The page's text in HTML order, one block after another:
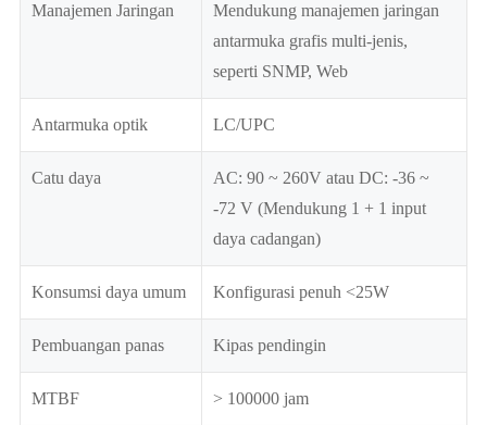
Manajemen Jaringan
Mendukung manajemen jaringan
antarmuka grafis multi-jenis,
seperti SNMP, Web
Antarmuka optik LC/UPC
Catu daya
AC: 90 ~ 260V atau DC: -36 ~
-72 V (Mendukung 1 + 1 input
daya cadangan)
Konsumsi daya umum Konfigurasi penuh <25W
Pembuangan panas Kipas pendingin
MTBF > 100000 jam